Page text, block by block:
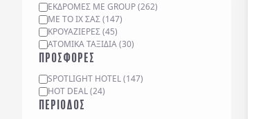
ΑΤΟΜΙΚΆ ΤΑΞΊΔΙΑ(30)
ΚΡΟΥΑΖΙΈΡΕΣ(45)
ΜΕ ΤΟ ΙΧ ΣΑΣ(147)
ΕΚΔΡΟΜΈΣ ΜΕ GROUP(262)
ΠΡΟΣΦΟΡΕΣ
HOT DEAL(24)
SPOTLIGHT HOTEL(147)
ΠΕΡΙΟΔΟΣ